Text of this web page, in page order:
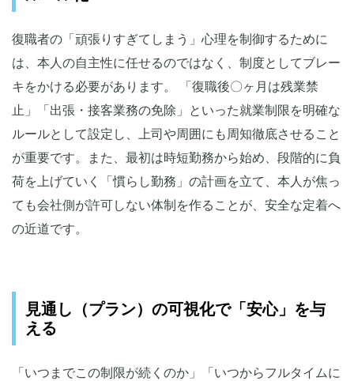
復職者の「頑張りすぎてしまう」心理を制御するために
は、本人の自主性に任せるのではなく、制度としてブレー
キをかける必要があります。 「復職後〇ヶ月は残業禁
止」「出張・接客業務の免除」といった就業制限を明確な
ルールとして設定し、上司や周囲にも周知徹底させること
が重要です。また、最初は時短勤務から始め、段階的に負
荷を上げていく「慣らし勤務」の計画を立て、本人が焦っ
ても会社側が許可しない体制を作ることが、安全な定着へ
の近道です。
見通し（プラン）の可視化で「安心」を与
える
「いつまでこの制限が続くのか」「いつからフルタイムに